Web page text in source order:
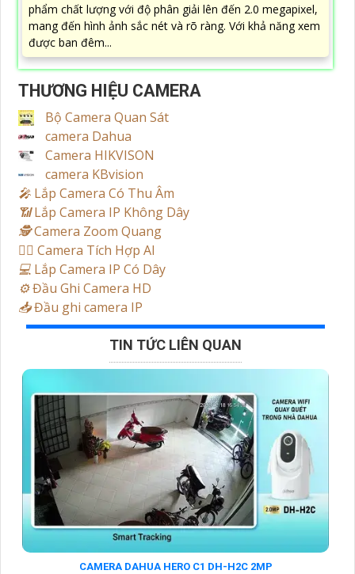
phẩm chất lượng với độ phân giải lên đến 2.0 megapixel,
mang đến hình ảnh sắc nét và rõ ràng. Với khả năng xem
được ban đêm...
THƯƠNG HIỆU CAMERA
Bộ Camera Quan Sát
camera Dahua
Camera HIKVISON
camera KBvision
️🎤️ Lắp Camera Có Thu Âm
📶Lắp Camera IP Không Dây
🕵️Camera Zoom Quang
🧛‍♀️ Camera Tích Hợp AI
💻 Lắp Camera IP Có Dây
⚙️Đầu Ghi Camera HD
📥Đầu ghi camera IP
TIN TỨC LIÊN QUAN
CAMERA DAHUA HERO C1 DH-H2C 2MP